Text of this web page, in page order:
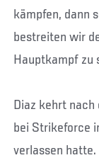
kämpfen, dann
bestreiten wir
Hauptkampf zu
Diaz kehrt
bei Strikeforce
verlassen